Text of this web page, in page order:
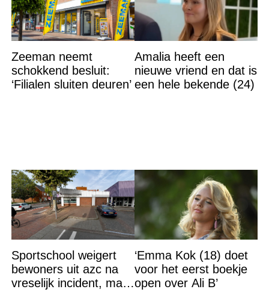
Zeeman neemt
schokkend besluit:
‘Filialen sluiten deuren’
Amalia heeft een
nieuwe vriend en dat is
een hele bekende (24)
Sportschool weigert
bewoners uit azc na
vreselijk incident, maar
‘Emma Kok (18) doet
voor het eerst boekje
open over Ali B’